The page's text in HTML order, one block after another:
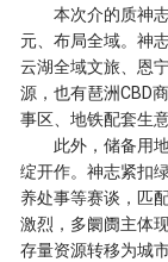
本次介的质神志
元、布局全域。神
云湖全域文旅、恩
源，也有琶洲CBD
事区、地铁配套生
此外，储备用地
绽开作。神志紧扣
养处事等赛谈，匹
激烈，多阛阓主体
存量资源转移为城